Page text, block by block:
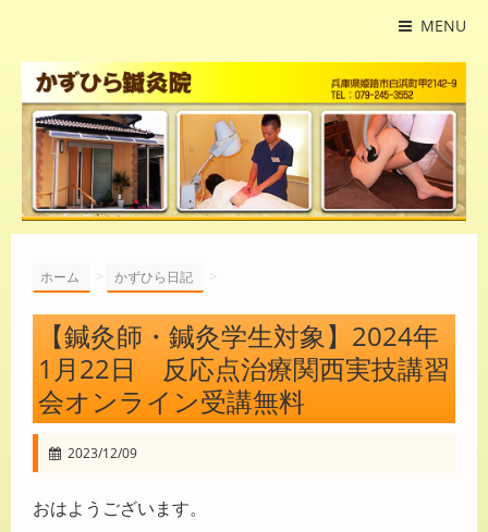
MENU
ホーム > かずひら日記 >
【鍼灸師・鍼灸学生対象】2024年
1月22日 反応点治療関西実技講習
会オンライン受講無料
2023/12/09
おはようございます。